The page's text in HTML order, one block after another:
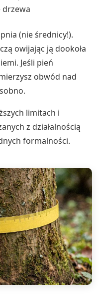
drzewa
(nie średnicy!).
owijając ją dookoła
Jeśli pień
obwód nad
limitach i
z działalnością
formalności.